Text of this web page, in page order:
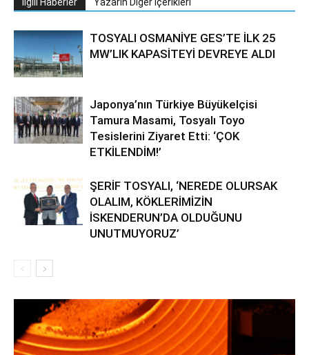
TOSYALI OSMANİYE GES’TE İLK 25
MW’LIK KAPASİTEYİ DEVREYE ALDI
Japonya’nın Türkiye Büyükelçisi
Tamura Masami, Tosyalı Toyo
Tesislerini Ziyaret Etti: ‘ÇOK
ETKİLENDİM!’
ŞERİF TOSYALI, ‘NEREDE OLURSAK
OLALIM, KÖKLERİMİZİN
İSKENDERUN’DA OLDUĞUNU
UNUTMUYORUZ’